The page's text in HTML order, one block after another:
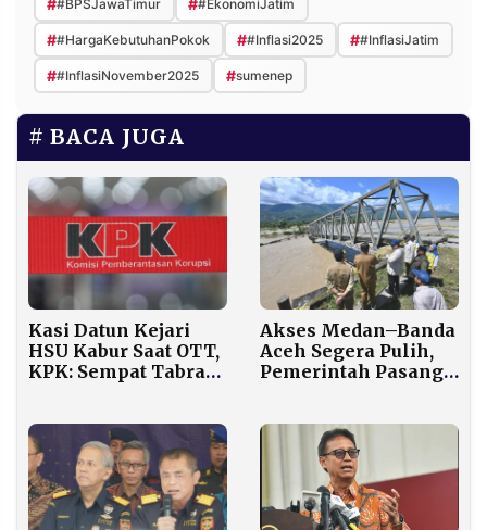
##BPSJawaTimur ##EkonomiJatim
##HargaKebutuhanPokok ##Inflasi2025 ##InflasiJatim
##InflasiNovember2025 #sumenep
BACA JUGA
Kasi Datun Kejari
HSU Kabur Saat OTT,
KPK: Sempat Tabrak
Akses Medan–Banda
Aceh Segera Pulih,
Pemerintah Pasang